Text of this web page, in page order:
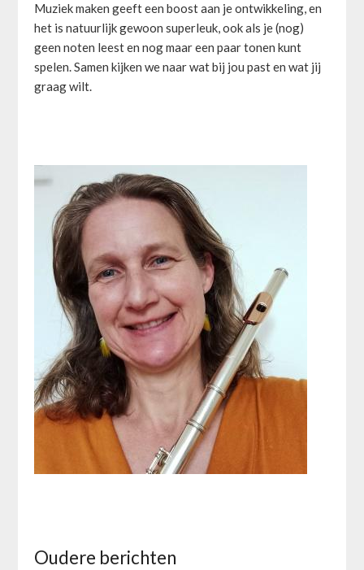
Muziek maken geeft een boost aan je ontwikkeling, en
het is natuurlijk gewoon superleuk, ook als je (nog)
geen noten leest en nog maar een paar tonen kunt
spelen. Samen kijken we naar wat bij jou past en wat jij
graag wilt.
Oudere berichten